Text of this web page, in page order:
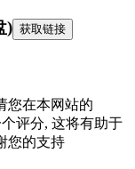
) 获取链接
您在本网站的
个评分, 这将有助于
您的支持